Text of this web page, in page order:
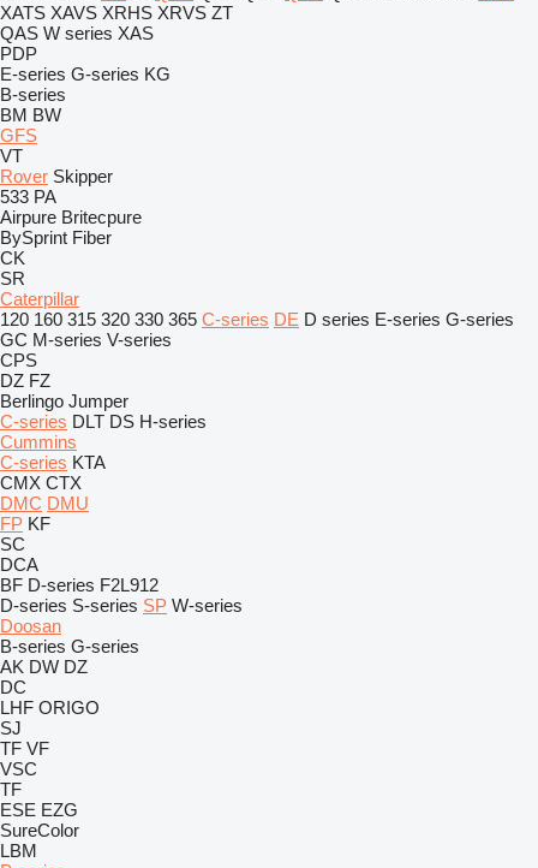
XATS XAVS XRHS XRVS ZT
QAS W series XAS
PDP
E-series G-series KG
B-series
BM BW
GFS
VT
Rover Skipper
533 PA
Airpure Britecpure
BySprint Fiber
CK
SR
Caterpillar
120 160 315 320 330 365 C-series DE D series E-series G-series
GC M-series V-series
CPS
DZ FZ
Berlingo Jumper
C-series DLT DS H-series
Cummins
C-series KTA
CMX CTX
DMC DMU
FP KF
SC
DCA
BF D-series F2L912
D-series S-series SP W-series
Doosan
B-series G-series
AK DW DZ
DC
LHF ORIGO
SJ
TF VF
VSC
TF
ESE EZG
SureColor
LBM